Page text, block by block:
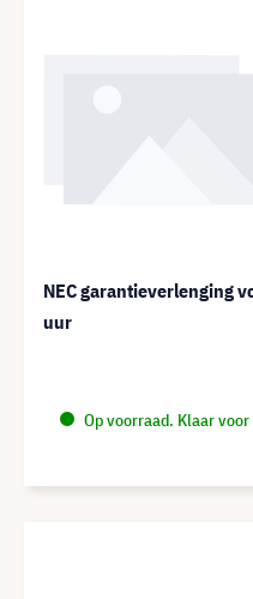
NEC garantieverlenging
uur
Op voorraad. Klaar